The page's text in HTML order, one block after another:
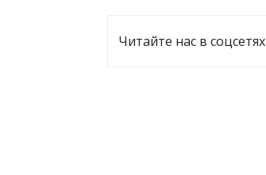
Читайте нас в соцсетях